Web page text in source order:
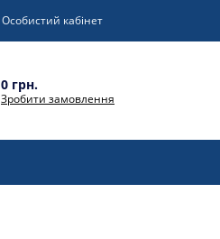
Особистий кабінет
0 грн.
Зробити замовлення